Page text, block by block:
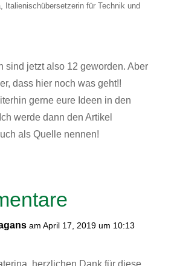
Italienischübersetzerin für Technik und
sind jetzt also 12 geworden. Aber
dass hier noch was geht!!
gerne eure Ideen in den
werde dann den Artikel
als Quelle nennen!
am April 17, 2019 um 10:13
herzlichen Dank für diese